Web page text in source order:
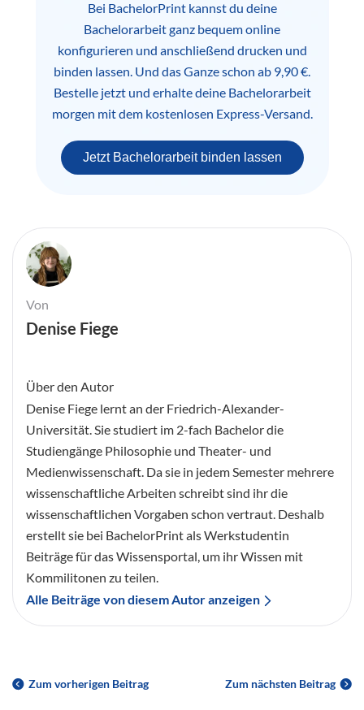
Bei BachelorPrint kannst du deine
Bachelorarbeit ganz bequem online
konfigurieren und anschließend drucken und
binden lassen. Und das Ganze schon ab 9,90 €.
Bestelle jetzt und erhalte deine Bachelorarbeit
morgen mit dem kostenlosen Express-Versand.
Jetzt Bachelorarbeit binden lassen
Von
Denise Fiege
Über den Autor
Denise Fiege lernt an der Friedrich-Alexander-
Universität. Sie studiert im 2-fach Bachelor die
Studiengänge Philosophie und Theater- und
Medienwissenschaft. Da sie in jedem Semester mehrere
wissenschaftliche Arbeiten schreibt sind ihr die
wissenschaftlichen Vorgaben schon vertraut. Deshalb
erstellt sie bei BachelorPrint als Werkstudentin
Beiträge für das Wissensportal, um ihr Wissen mit
Kommilitonen zu teilen.
Alle Beiträge von diesem Autor anzeigen
Zum vorherigen Beitrag Zum nächsten Beitrag